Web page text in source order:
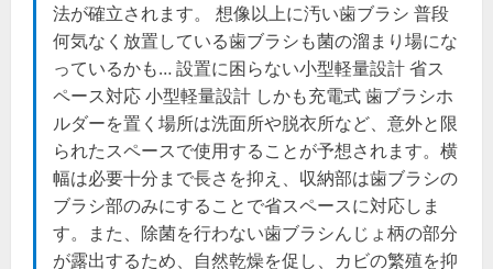
法が確立されます。 想像以上に汚い歯ブラシ 普段
何気なく放置している歯ブラシも菌の溜まり場にな
っているかも… 設置に困らない小型軽量設計 省ス
ペース対応 小型軽量設計 しかも充電式 歯ブラシホ
ルダーを置く場所は洗面所や脱衣所など、意外と限
られたスペースで使用することが予想されます。横
幅は必要十分まで長さを抑え、収納部は歯ブラシの
ブラシ部のみにすることで省スペースに対応しま
す。また、除菌を行わない歯ブラシんじょ柄の部分
が露出するため、自然乾燥を促し、カビの繁殖を抑